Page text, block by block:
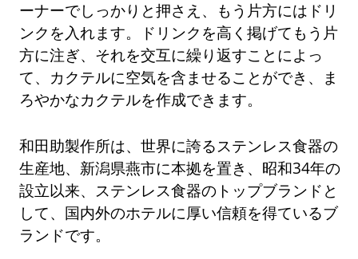
ーナーでしっかりと押さえ、もう片方にはドリ
ンクを入れます。ドリンクを高く掲げてもう片
方に注ぎ、それを交互に繰り返すことによっ
て、カクテルに空気を含ませることができ、ま
ろやかなカクテルを作成できます。
和田助製作所は、世界に誇るステンレス食器の
生産地、新潟県燕市に本拠を置き、昭和34年の
設立以来、ステンレス食器のトップブランドと
して、国内外のホテルに厚い信頼を得ているブ
ランドです。